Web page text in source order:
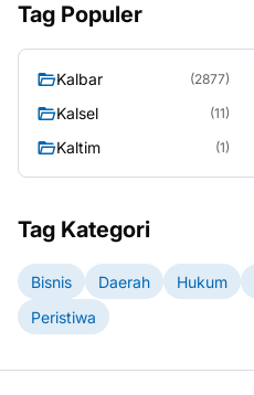
Tag Populer
Kalbar (2877)
Kalsel (11)
Kaltim (1)
Tag Kategori
Bisnis Daerah Hukum
Peristiwa